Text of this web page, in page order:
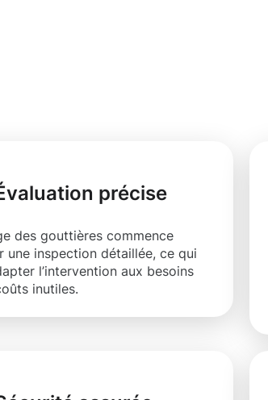
précise
des gouttières commence
une inspection détaillée, ce qui
l’intervention aux besoins
inutiles.